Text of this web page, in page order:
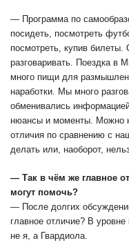
— Программа по
посидеть, посмотреть
посмотреть, купив
разговаривать. Поездка в
много пищи для
наработки. Мы много
обменивались
нюансы и моменты. Можно
отличия по сравнению с
делать или, наоборот,
— Так в чём же главное
могут помочь?
— После долгих
главное отличие? В уровне
не я, а Гвардиола.